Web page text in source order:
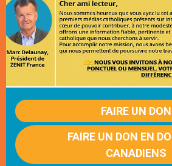
FAIRE UN DON
FAIRE UN DON EN
CANADIENS